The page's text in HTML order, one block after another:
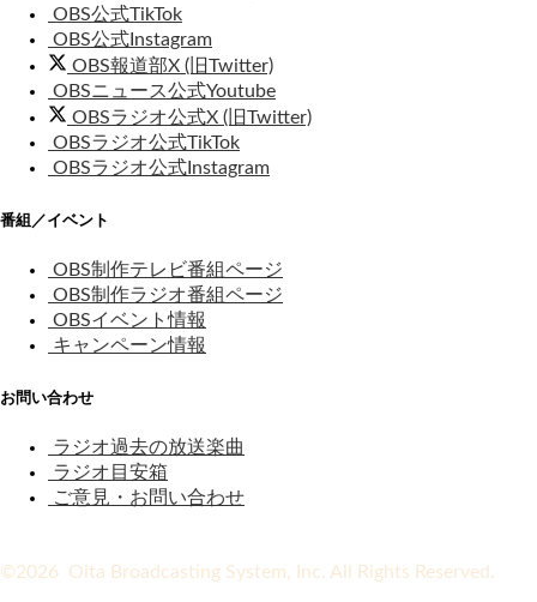
OBS公式TikTok
OBS公式Instagram
OBS報道部X (旧Twitter)
OBSニュース公式Youtube
OBSラジオ公式X (旧Twitter)
OBSラジオ公式TikTok
OBSラジオ公式Instagram
番組／イベント
OBS制作テレビ番組ページ
OBS制作ラジオ番組ページ
OBSイベント情報
キャンペーン情報
お問い合わせ
ラジオ過去の放送楽曲
ラジオ目安箱
ご意見・お問い合わせ
©2026 Oita Broadcasting System, Inc. All Rights Reserved.